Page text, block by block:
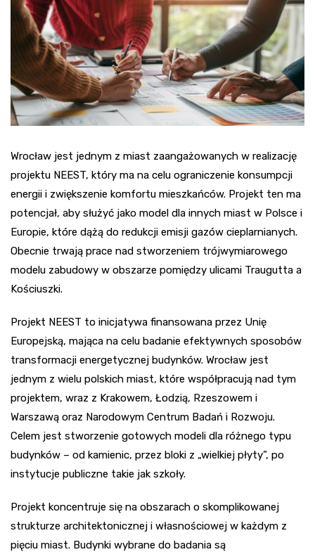
Wrocław jest jednym z miast zaangażowanych w realizację
projektu NEEST, który ma na celu ograniczenie konsumpcji
energii i zwiększenie komfortu mieszkańców. Projekt ten ma
potencjał, aby służyć jako model dla innych miast w Polsce i
Europie, które dążą do redukcji emisji gazów cieplarnianych.
Obecnie trwają prace nad stworzeniem trójwymiarowego
modelu zabudowy w obszarze pomiędzy ulicami Traugutta a
Kościuszki.
Projekt NEEST to inicjatywa finansowana przez Unię
Europejską, mająca na celu badanie efektywnych sposobów
transformacji energetycznej budynków. Wrocław jest
jednym z wielu polskich miast, które współpracują nad tym
projektem, wraz z Krakowem, Łodzią, Rzeszowem i
Warszawą oraz Narodowym Centrum Badań i Rozwoju.
Celem jest stworzenie gotowych modeli dla różnego typu
budynków – od kamienic, przez bloki z „wielkiej płyty”, po
instytucje publiczne takie jak szkoły.
Projekt koncentruje się na obszarach o skomplikowanej
strukturze architektonicznej i własnościowej w każdym z
pięciu miast. Budynki wybrane do badania są